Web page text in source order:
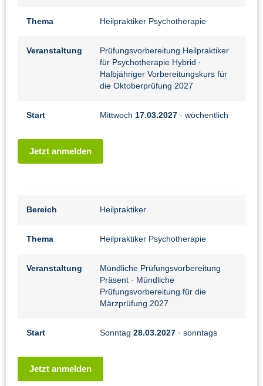
Thema Heilpraktiker Psychotherapie
Veranstaltung
Prüfungsvorbereitung Heilpraktiker
für Psychotherapie Hybrid ·
Halbjähriger Vorbereitungskurs für
die Oktoberprüfung 2027
Start Mittwoch 17.03.2027 · wöchentlich
Jetzt anmelden
Bereich Heilpraktiker
Thema Heilpraktiker Psychotherapie
Veranstaltung
Mündliche Prüfungsvorbereitung
Präsent · Mündliche
Prüfungsvorbereitung für die
Märzprüfung 2027
Start Sonntag 28.03.2027 · sonntags
Jetzt anmelden